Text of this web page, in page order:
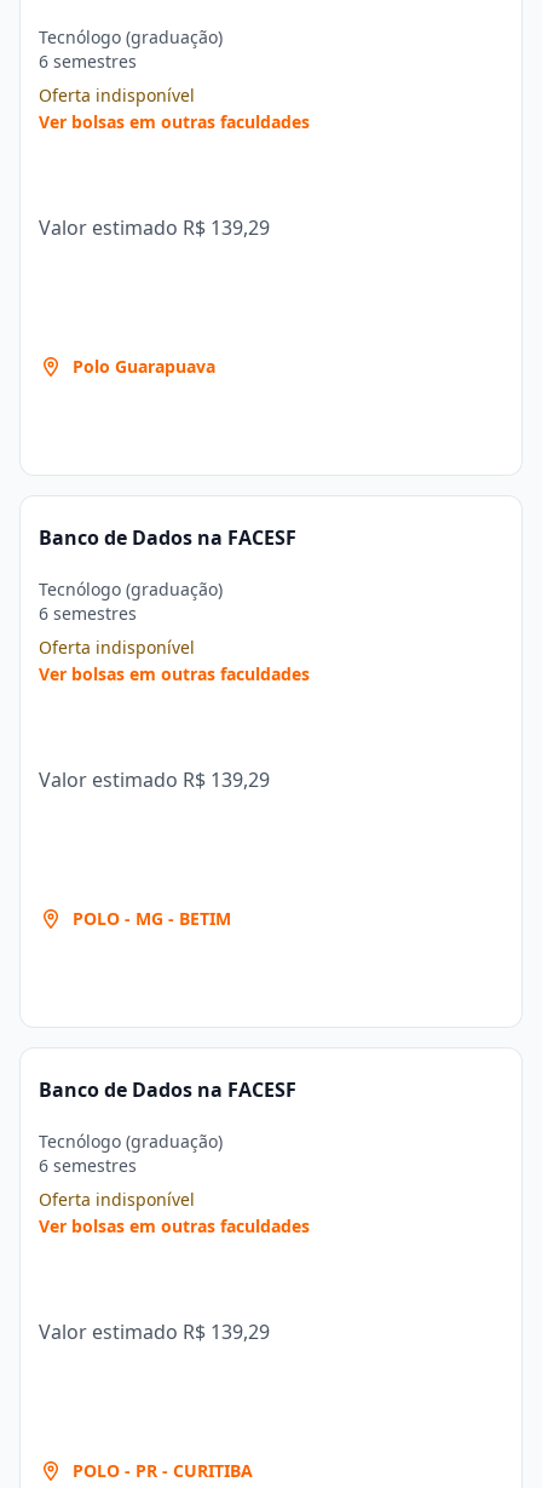
Tecnólogo (graduação)
6 semestres
Oferta indisponível
Ver bolsas em outras faculdades
Valor estimado R$ 139,29
Polo Guarapuava
Banco de Dados na FACESF
Tecnólogo (graduação)
6 semestres
Oferta indisponível
Ver bolsas em outras faculdades
Valor estimado R$ 139,29
POLO - MG - BETIM
Banco de Dados na FACESF
Tecnólogo (graduação)
6 semestres
Oferta indisponível
Ver bolsas em outras faculdades
Valor estimado R$ 139,29
POLO - PR - CURITIBA